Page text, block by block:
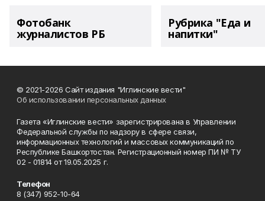
Фотобанк
журналистов РБ
Рубрика "Еда и
напитки"
© 2021-2026 Сайт издания "Иглинские вести"
Об использовании персональных данных
Газета «Иглинские вести» зарегистрирована в Управлении
Федеральной службы по надзору в сфере связи,
информационных технологий и массовых коммуникаций по
Республике Башкортостан. Регистрационный номер ПИ № ТУ
02 - 01814 от 19.05.2025 г.
Телефон
8 (347) 952-10-64